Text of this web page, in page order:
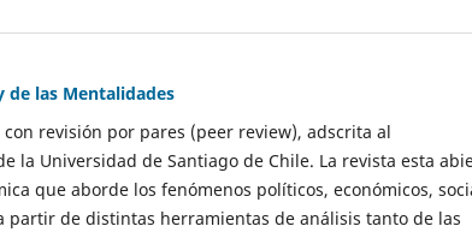
de las Mentalidades
revisión por pares (peer review), adscrita al
la Universidad de Santiago de Chile. La revista esta
que aborde los fenómenos políticos, económicos,
partir de distintas herramientas de análisis tanto de las